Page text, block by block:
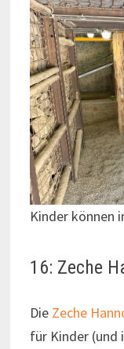
Kinder können
16: Zeche
Die Zeche
für Kinder (und